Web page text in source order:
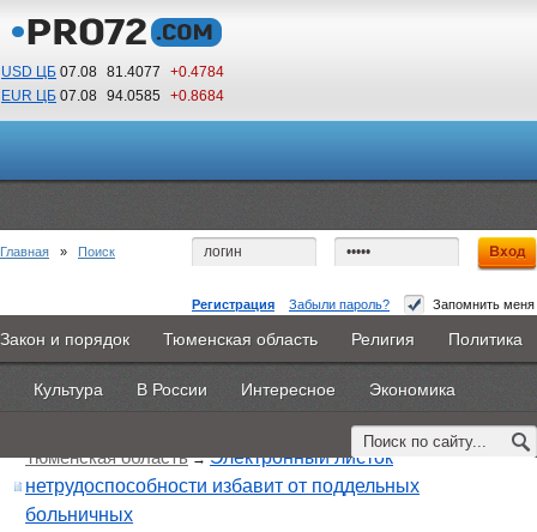
USD ЦБ 07.08 81.4077
+0.4784
EUR ЦБ 07.08 94.0585 +0.8684
13 32
По Гринвичу (GMT +5)
Регистрация Забыли пароль? Запомнить меня
Главная Новости Объявления КНИГИ ВестиNet
Каталоги 9PS Прочее
Закон и порядок Тюменская область Религия Политика
Культура В России Интересное Экономика
Главная » Поиск
Поиск по тегу: «оплата пособий», искать подругому тегу
Найдено 1 материал
Тюменская область→Электронный листок
нетрудоспособности избавит от поддельных
больничных